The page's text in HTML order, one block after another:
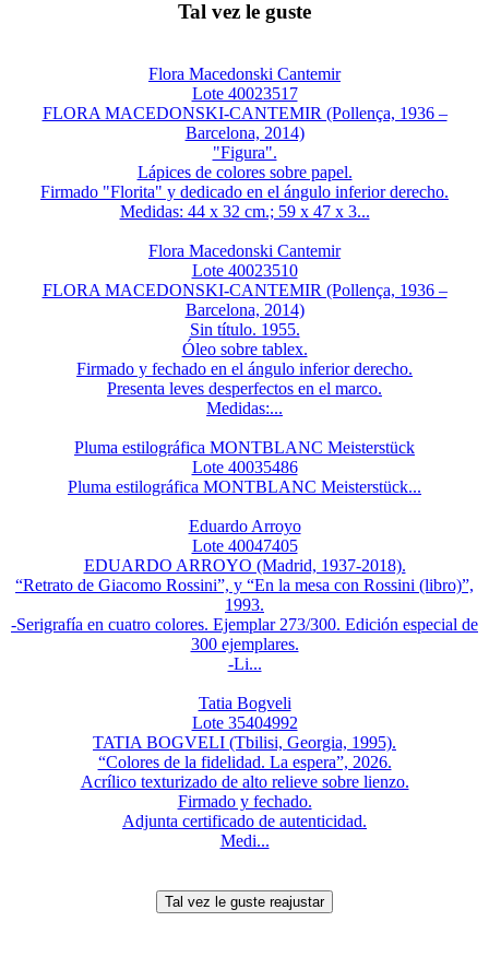
Tal vez le guste
Flora Macedonski Cantemir
Lote 40023517
FLORA MACEDONSKI-CANTEMIR (Pollença, 1936 –
Barcelona, 2014)
"Figura".
Lápices de colores sobre papel.
Firmado "Florita" y dedicado en el ángulo inferior derecho.
Medidas: 44 x 32 cm.; 59 x 47 x 3...
Flora Macedonski Cantemir
Lote 40023510
FLORA MACEDONSKI-CANTEMIR (Pollença, 1936 –
Barcelona, 2014)
Sin título. 1955.
Óleo sobre tablex.
Firmado y fechado en el ángulo inferior derecho.
Presenta leves desperfectos en el marco.
Medidas:...
Pluma estilográfica MONTBLANC Meisterstück
Lote 40035486
Pluma estilográfica MONTBLANC Meisterstück...
Eduardo Arroyo
Lote 40047405
EDUARDO ARROYO (Madrid, 1937-2018).
“Retrato de Giacomo Rossini”, y “En la mesa con Rossini (libro)”,
1993.
-Serigrafía en cuatro colores. Ejemplar 273/300. Edición especial de
300 ejemplares.
-Li...
Tatia Bogveli
Lote 35404992
TATIA BOGVELI (Tbilisi, Georgia, 1995).
“Colores de la fidelidad. La espera”, 2026.
Acrílico texturizado de alto relieve sobre lienzo.
Firmado y fechado.
Adjunta certificado de autenticidad.
Medi...